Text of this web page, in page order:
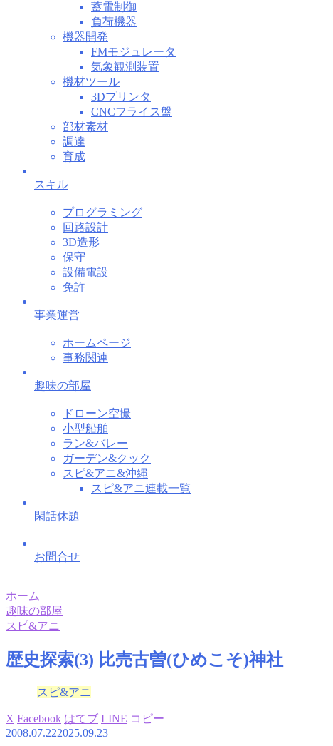
蓄電制御
負荷機器
機器開発
FMモジュレータ
気象観測装置
機材ツール
3Dプリンタ
CNCフライス盤
部材素材
調達
育成
スキル
プログラミング
回路設計
3D造形
保守
設備電設
免許
事業運営
ホームページ
事務関連
趣味の部屋
ドローン空撮
小型船舶
ラン&バレー
ガーデン&クック
スピ&アニ&沖縄
スピ&アニ連載一覧
閑話休題
お問合せ
ホーム
趣味の部屋
スピ&アニ
歴史探索(3) 比売古曽(ひめこそ)神社
スピ&アニ
X Facebook はてブ LINE コピー
2008.07.222025.09.23